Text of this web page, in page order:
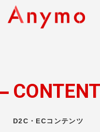
私
D2C・ECコンテンツ